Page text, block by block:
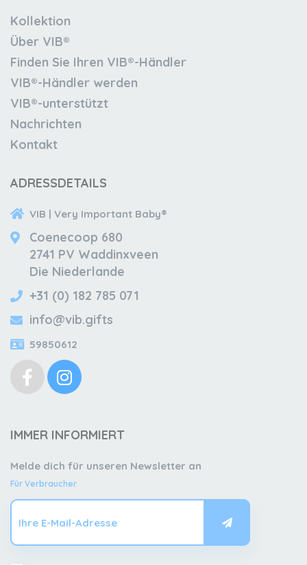
Kollektion
Über VIB®
Finden Sie Ihren VIB®-Händler
VIB®-Händler werden
VIB®-unterstützt
Nachrichten
Kontakt
ADRESSDETAILS
VIB | Very Important Baby®
Coenecoop 680
2741 PV Waddinxveen
Die Niederlande
+31 (0) 182 785 071
info@vib.gifts
59850612
IMMER INFORMIERT
Melde dich für unseren Newsletter an
Für Verbraucher